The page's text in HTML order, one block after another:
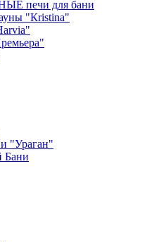
печи для бани
"Кristina"
"Ураган"
Бани